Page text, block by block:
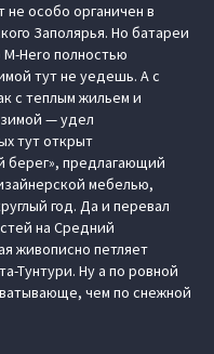
не особо органичен в
Заполярья. Но батареи
Hero полностью
тут не уедешь. А с
с теплым жильем и
— удел
тут открыт
берег», предлагающий
мебелью,
год. Да и перевал
на Средний
живописно петляет
Тунтури. Ну а по ровной
чем по снежной